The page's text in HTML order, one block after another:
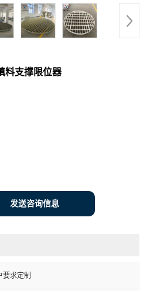
料支撑限位器
发送咨询信息
要求定制